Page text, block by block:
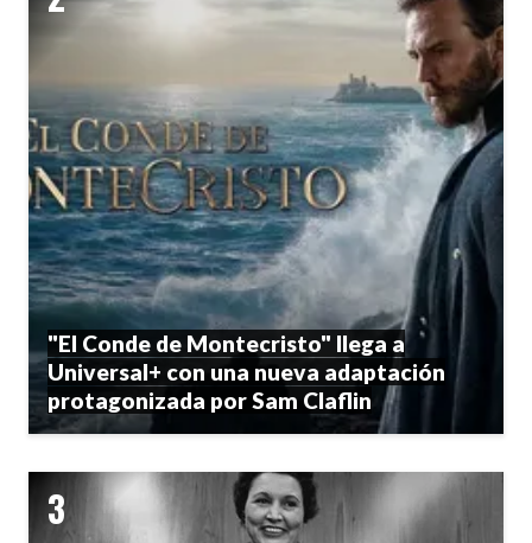
"El Conde de Montecristo" llega a
Universal+ con una nueva adaptación
protagonizada por Sam Claflin